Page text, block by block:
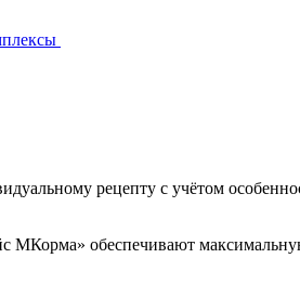
рецепту с учётом
МКорма» обеспечивают